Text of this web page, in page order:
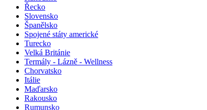
Řecko
Slovensko
Španělsko
Spojené státy americké
Turecko
Velká Británie
Termály - Lázně - Wellness
Chorvatsko
Itálie
Maďarsko
Rakousko
Rumunsko